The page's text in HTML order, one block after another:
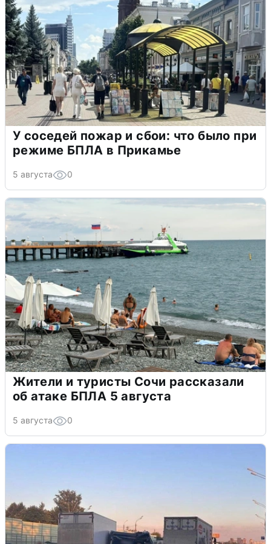
У соседей пожар и сбои: что было при
режиме БПЛА в Прикамье
5 августа 0
Жители и туристы Сочи рассказали
об атаке БПЛА 5 августа
5 августа 0